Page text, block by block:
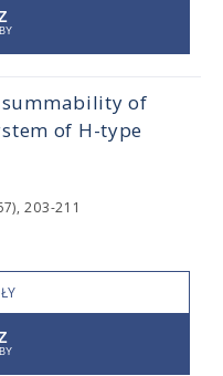
of
of H-type
203-211